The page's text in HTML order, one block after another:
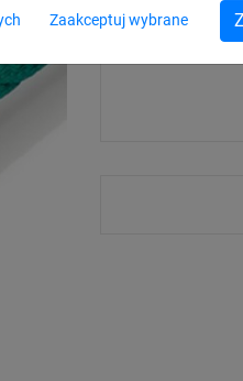
Zaakceptuj wybrane